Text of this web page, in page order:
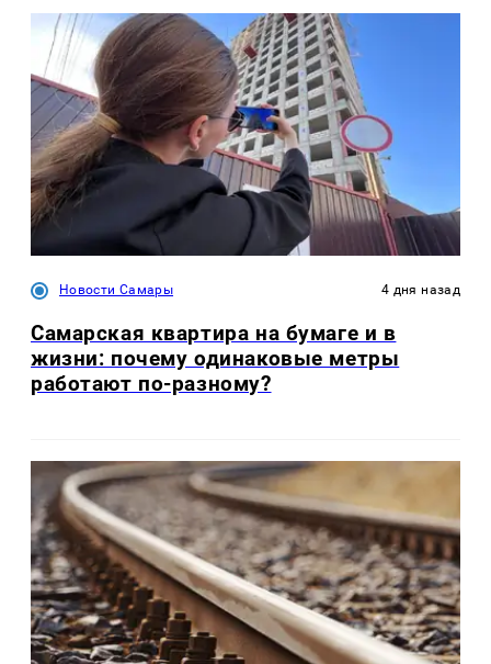
Новости Самары 4 дня назад
Самарская квартира на бумаге и в
жизни: почему одинаковые метры
работают по-разному?